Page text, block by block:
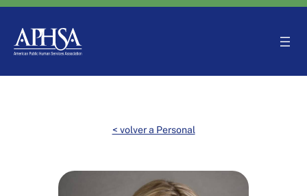
Saltar
contenido
< volver a Personal